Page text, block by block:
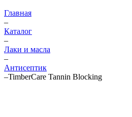
Главная
–
Каталог
–
Лаки и масла
–
Антисептик
–TimberCare Tannin Blocking